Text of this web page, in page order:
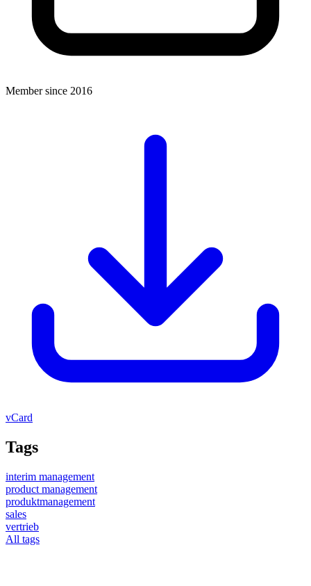
Member since 2016
vCard
Tags
interim management
product management
produktmanagement
sales
vertrieb
All tags